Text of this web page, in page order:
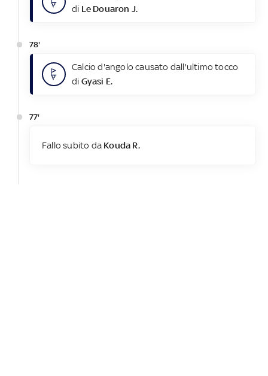
di Le Douaron J.
78'
Calcio d'angolo causato dall'ultimo tocco
di Gyasi E.
77'
Fallo subito da Kouda R.